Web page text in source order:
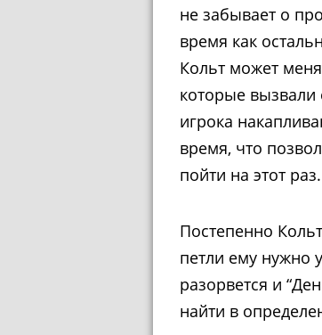
не забывает о
время как
Кольт может
которые
игрока
время, что
пойти на этот раз.
Постепенно
петли ему нужно
разорвется и
найти в